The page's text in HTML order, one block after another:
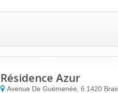
Résidence Azur
Avenue De Guémenée, 6 1420